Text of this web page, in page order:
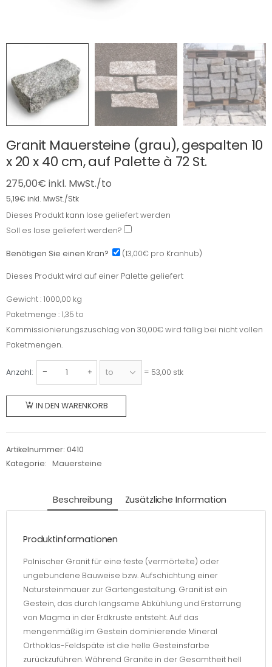
Granit Mauersteine (grau), gespalten 10
x 20 x 40 cm, auf Palette à 72 St.
275,00€ inkl. MwSt./to
5,19€ inkl. MwSt./Stk
kann
werden
Dieses Produkt kann lose geliefert werden
Soll es lose geliefert werden?
Benötigen Sie einen Kran? (13,00€ pro Kranhub)
Produkt
wird
auf
einer
geliefert
Dieses Produkt wird auf einer Palette geliefert
Gewicht : 1000,00 kg
Paketmenge
Paketmenge : 1,35 to
Kommissionierungszuschlag von 30,00€ wird fällig bei nicht vollen
Paketmengen.
= 53,00 stk
Anzahl:
Mauersteine
(grau),
x 40
IN DEN WARENKORB
Artikelnummer: 0410
Kategorie:
Mauersteine
Beschreibung Zusätzliche Information
Produktinformationen
Polnischer Granit für eine feste (vermörtelte) oder
ungebundene Bauweise bzw. Aufschichtung einer
Natursteinmauer zur Gartengestaltung. Granit ist ein
Gestein, das durch langsame Abkühlung und Erstarrung
von Magma in der Erdkruste entsteht. Auf das
mengenmäßig im Gestein dominierende Mineral
Orthoklas-Feldspäte ist die helle Gesteinsfarbe
zurückzuführen. Während Granite in der Gesamtheit hell